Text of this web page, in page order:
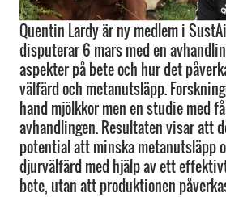
Quentin Lardy är ny medlem i
disputerar 6 mars med en
aspekter på bete och hur det
välfärd och metanutsläpp.
hand mjölkkor men en studie med
avhandlingen. Resultaten visar att
potential att minska metanutsläpp
djurvälfärd med hjälp av ett
bete, utan att produktionen